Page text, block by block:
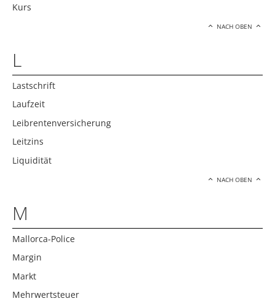
Kurs
NACH OBEN
L
Lastschrift
Laufzeit
Leibrentenversicherung
Leitzins
Liquidität
NACH OBEN
M
Mallorca-Police
Margin
Markt
Mehrwertsteuer